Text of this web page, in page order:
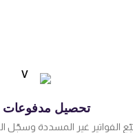
تحصيل مدفوعات
الفواتير غير المسددة وسجّل